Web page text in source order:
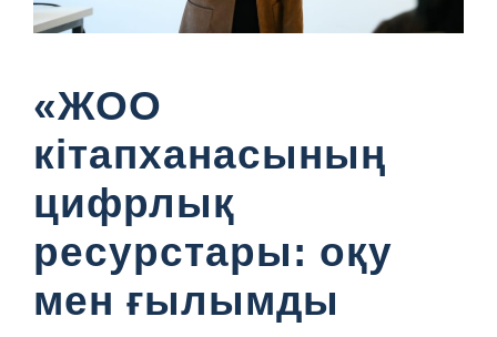
«ЖОО
кітапханасының
цифрлық
ресурстары: оқу
мен ғылымды